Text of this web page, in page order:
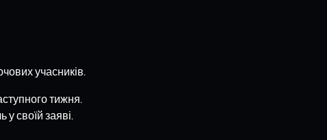
учасників.
тижня.
своїй заяві.